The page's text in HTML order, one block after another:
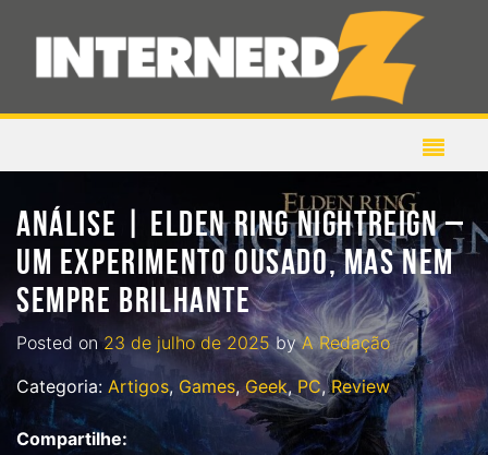
ANÁLISE | ELDEN RING NIGHTREIGN –
UM EXPERIMENTO OUSADO, MAS NEM
SEMPRE BRILHANTE
Posted on23 de julho de 2025byA Redação
Categoria: Artigos, Games, Geek, PC,Review
Compartilhe: